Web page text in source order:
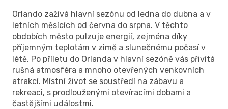
Orlando zažívá hlavní sezónu od ledna do dubna a v
letních měsících od června do srpna. V těchto
obdobích město pulzuje energií, zejména díky
příjemným teplotám v zimě a slunečnému počasí v
létě. Po příletu do Orlanda v hlavní sezóně vás přivítá
rušná atmosféra a mnoho otevřených venkovních
atrakcí. Místní život se soustředí na zábavu a
rekreaci, s prodlouženými otevíracími dobami a
častějšími událostmi.